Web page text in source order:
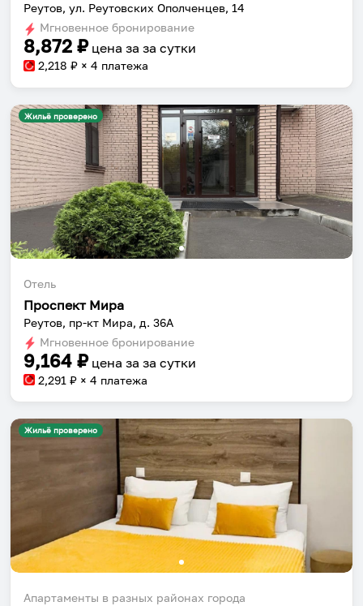
Реутов, ул. Реутовских Ополченцев, 14
Мгновенное бронирование
8,872 ₽ цена за за сутки
2,218 ₽ × 4 платежа
Жильё проверено
Отель
Проспект Мира
Реутов, пр-кт Мира, д. 36А
Мгновенное бронирование
9,164 ₽ цена за за сутки
2,291 ₽ × 4 платежа
Жильё проверено
Апартаменты в разных районах города